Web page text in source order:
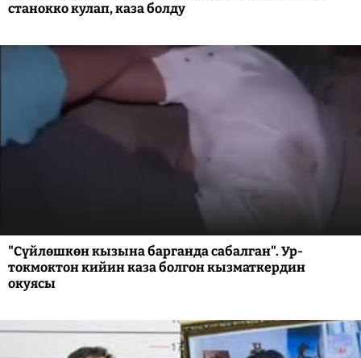
станокко кулап, каза болду
"Сүйлөшкөн кызына барганда сабалган". Ур-
токмоктон кийин каза болгон кызматкердин
окуясы